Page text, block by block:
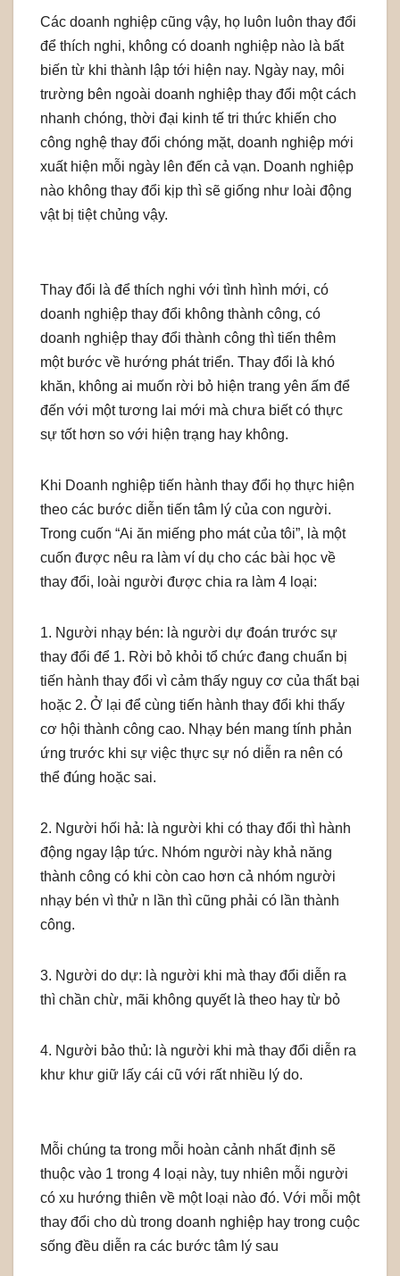
Các doanh nghiệp cũng vậy, họ luôn luôn thay đổi
để thích nghi, không có doanh nghiệp nào là bất
biến từ khi thành lập tới hiện nay. Ngày nay, môi
trường bên ngoài doanh nghiệp thay đổi một cách
nhanh chóng, thời đại kinh tế tri thức khiến cho
công nghệ thay đổi chóng mặt, doanh nghiệp mới
xuất hiện mỗi ngày lên đến cả vạn. Doanh nghiệp
nào không thay đổi kịp thì sẽ giống như loài động
vật bị tiệt chủng vậy.
Thay đổi là để thích nghi với tình hình mới, có
doanh nghiệp thay đổi không thành công, có
doanh nghiệp thay đổi thành công thì tiến thêm
một bước về hướng phát triển. Thay đổi là khó
khăn, không ai muốn rời bỏ hiện trang yên ấm để
đến với một tương lai mới mà chưa biết có thực
sự tốt hơn so với hiện trạng hay không.
Khi Doanh nghiệp tiến hành thay đổi họ thực hiện
theo các bước diễn tiến tâm lý của con người.
Trong cuốn “Ai ăn miếng pho mát của tôi”, là một
cuốn được nêu ra làm ví dụ cho các bài học về
thay đổi, loài người được chia ra làm 4 loại:
1. Người nhạy bén: là người dự đoán trước sự
thay đổi để 1. Rời bỏ khỏi tổ chức đang chuẩn bị
tiến hành thay đổi vì cảm thấy nguy cơ của thất bại
hoặc 2. Ở lại để cùng tiến hành thay đổi khi thấy
cơ hội thành công cao. Nhạy bén mang tính phản
ứng trước khi sự việc thực sự nó diễn ra nên có
thể đúng hoặc sai.
2. Người hối hả: là người khi có thay đổi thì hành
động ngay lập tức. Nhóm người này khả năng
thành công có khi còn cao hơn cả nhóm người
nhạy bén vì thử n lần thì cũng phải có lần thành
công.
3. Người do dự: là người khi mà thay đổi diễn ra
thì chần chừ, mãi không quyết là theo hay từ bỏ
4. Người bảo thủ: là người khi mà thay đổi diễn ra
khư khư giữ lấy cái cũ với rất nhiều lý do.
Mỗi chúng ta trong mỗi hoàn cảnh nhất định sẽ
thuộc vào 1 trong 4 loại này, tuy nhiên mỗi người
có xu hướng thiên về một loại nào đó. Với mỗi một
thay đổi cho dù trong doanh nghiệp hay trong cuộc
sống đều diễn ra các bước tâm lý sau